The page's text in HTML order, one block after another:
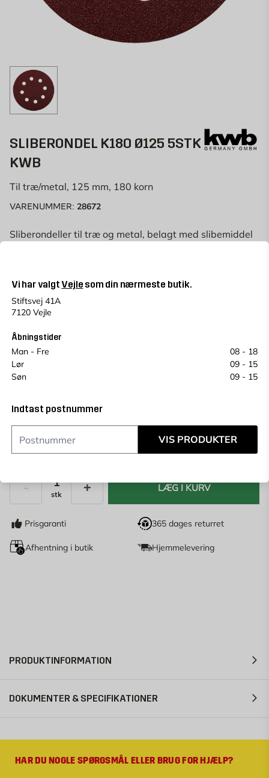
Vi har valgt Vejle som din nærmeste butik.
Stiftsvej 41A
7120 Vejle
Åbningstider
Man - Fre
08 - 18
Lør
09 - 15
Søn
09 - 15
Indtast postnummer
VIS PRODUKTER
SLIBERONDEL K180 Ø125 5STK
KWB
Til træ/metal, 125 mm, 180 korn
VARENUMMER: 28672
Sliberondeller til træ og metal, belagt med slibemiddel
træ, maling, lak, spartelmasse, sten og plast.
Vejle
Vælg en alternativ for at se antal
Se saldo i andre butikker
Prisen kan variere fra butik til butik.
Et plukkegebyr på 49 kr vil blive tilføjet på vores
Indtastpostnummer
19,95 KR.
stk
LÆG I KURV
Prisgaranti 365 dages returret
Afhentning i butik Hjemmelevering
PRODUKTINFORMATION
DOKUMENTER & SPECIFIKATIONER
HAR DU NOGLE SPØRGSMÅL ELLER BRUG FOR HJÆLP?